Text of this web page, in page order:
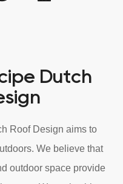
Dutch
Roof Design aims to
We believe that
outdoor space provide